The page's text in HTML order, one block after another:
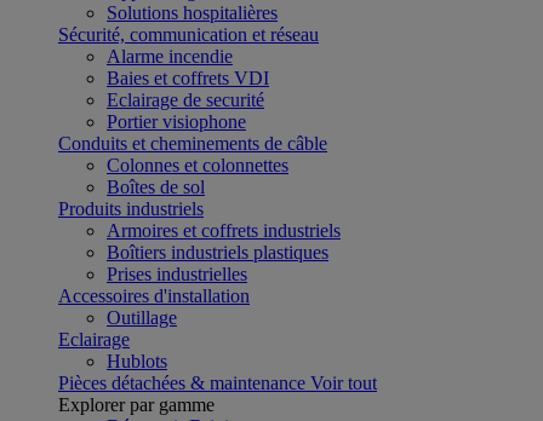
Solutions hospitalières
Sécurité, communication et réseau
Alarme incendie
Baies et coffrets VDI
Eclairage de securité
Portier visiophone
Conduits et cheminements de câble
Colonnes et colonnettes
Boîtes de sol
Produits industriels
Armoires et coffrets industriels
Boîtiers industriels plastiques
Prises industrielles
Accessoires d'installation
Outillage
Eclairage
Hublots
Pièces détachées & maintenance Voir tout
Explorer par gamme